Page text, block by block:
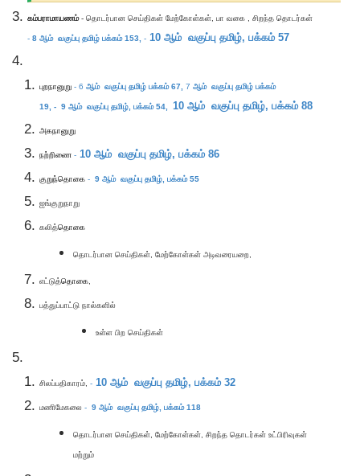
கம்பராமாயணம்- தொடர்பான செய்திகள் மேற்கோள்கள், பா வகை , சிறந்த தொடர்கள்
- 8 ஆம் வகுப்பு தமிழ் பக்கம் 153, -10 ஆம் வகுப்பு தமிழ், பக்கம் 57
புறநானுறு - 6 ஆம் வகுப்பு தமிழ் பக்கம் 67, 7 ஆம் வகுப்பு தமிழ் பக்கம்
19, - 9 ஆம் வகுப்பு தமிழ், பக்கம் 54, 10 ஆம் வகுப்பு தமிழ், பக்கம் 88
அகநானுறு
நற்றிணை -10 ஆம் வகுப்பு தமிழ், பக்கம் 86
குறுந்தொகை - 9 ஆம் வகுப்பு தமிழ், பக்கம் 55
ஐங்குறுநாறு
கலித்தொகை
தொடர்பான செய்திகள், மேற்கோள்கள் அடிவரையறை,
எட்டுத்தொகை,
பத்துப்பாட்டு நால்களில்
உள்ள பிற செய்திகள்
சிலப்பதிகாரம், -10 ஆம் வகுப்பு தமிழ், பக்கம் 32
மணிமேகலை - 9 ஆம் வகுப்பு தமிழ், பக்கம் 118
தொடர்பான செய்திகள், மேற்கோள்கள், சிறந்த தொடர்கள் உட்பிரிவுகள்
மற்றும்